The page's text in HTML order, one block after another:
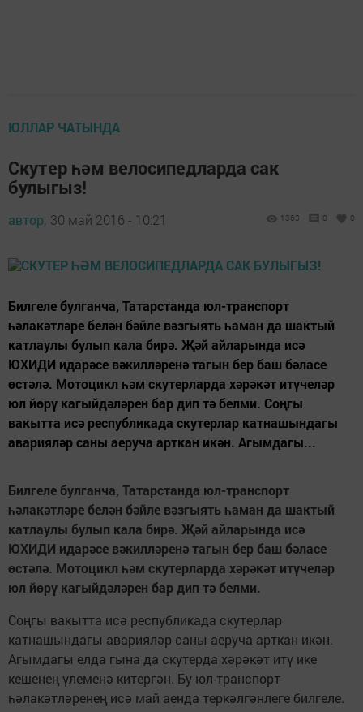
ЮЛЛАР ЧАТЫНДА
Скутер һәм велосипедларда сак
булыгыз!
автор, 30 май 2016 - 10:21 1363 0 0
Билгеле булганча, Татарстанда юл-транспорт
һәлакәтләре белән бәйле вәзгыять һаман да шактый
катлаулы булып кала бирә. Җәй айларында исә
ЮХИДИ идарәсе вәкилләренә тагын бер баш бәласе
өстәлә. Мотоцикл һәм скутерларда хәрәкәт итүчеләр
юл йөрү кагыйдәләрен бар дип тә белми. Соңгы
вакытта исә республикада скутерлар катнашындагы
аварияләр саны аеруча арткан икән. Агымдагы...
Билгеле булганча, Татарстанда юл-транспорт
һәлакәтләре белән бәйле вәзгыять һаман да шактый
катлаулы булып кала бирә. Җәй айларында исә
ЮХИДИ идарәсе вәкилләренә тагын бер баш бәласе
өстәлә. Мотоцикл һәм скутерларда хәрәкәт итүчеләр
юл йөрү кагыйдәләрен бар дип тә белми.
Соңгы вакытта исә республикада скутерлар
катнашындагы аварияләр саны аеруча арткан икән.
Агымдагы елда гына да скутерда хәрәкәт итү ике
кешенең үлеменә китергән. Бу юл-транспорт
һәлакәтләренең исә май аенда теркәлгәнлеге билгеле.